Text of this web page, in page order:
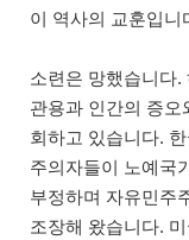
이 역사의 교훈입니
소련은 망했습니다.
관용과 인간의 증오
회하고 있습니다.
주의자들이 노예국
부정하며 자유민주
조장해 왔습니다.